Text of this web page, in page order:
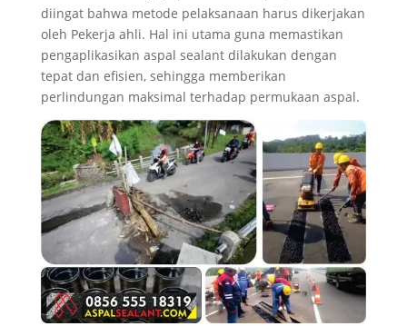
diingat bahwa metode pelaksanaan harus dikerjakan
oleh Pekerja ahli. Hal ini utama guna memastikan
pengaplikasikan aspal sealant dilakukan dengan
tepat dan efisien, sehingga memberikan
perlindungan maksimal terhadap permukaan aspal.